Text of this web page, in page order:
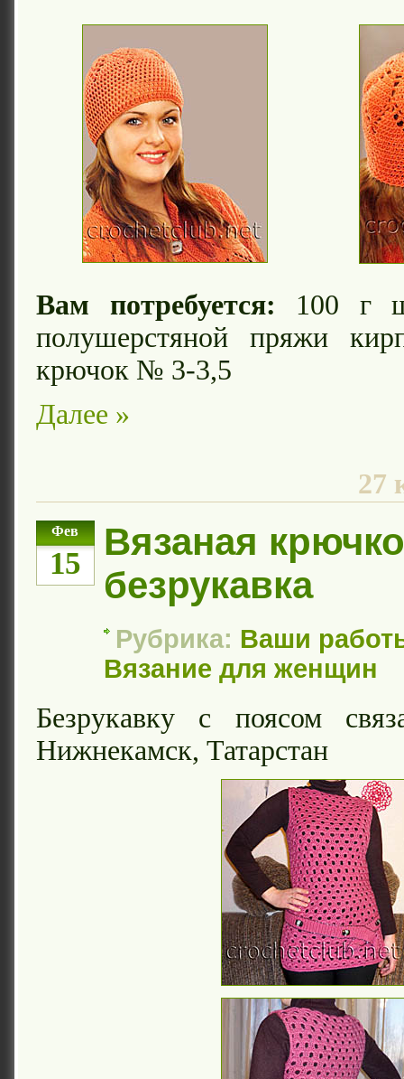
Вам потребуется: 100 г
полушерстяной пряжи
крючок № 3-3,5
Далее »
27
Фев
15
Вязаная
безрукавка
Рубрика: Ваши
Вязание для женщин
Безрукавку с поясом
Нижнекамск, Татарстан